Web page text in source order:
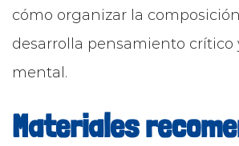
cómo organizar la
desarrolla pensamiento crítico
mental.
Materiales